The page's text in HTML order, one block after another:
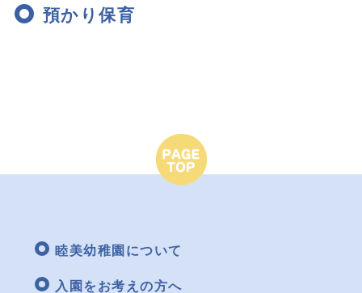
預かり保育
睦美幼稚園について
入園をお考えの方へ